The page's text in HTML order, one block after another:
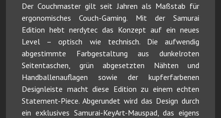
Der Couchmaster gilt seit Jahren als Maßstab für
ergonomisches Couch-Gaming. Mit der Samurai
Edition hebt nerdytec das Konzept auf ein neues
Level – optisch wie technisch. Die aufwendig
abgestimmte Farbgestaltung aus dunkelroten
Seitentaschen, grün abgesetzten Nähten und
Handballenauflagen sowie der kupferfarbenen
Designleiste macht diese Edition zu einem echten
Statement-Piece. Abgerundet wird das Design durch
ein exklusives Samurai-KeyArt-Mauspad, das eigens